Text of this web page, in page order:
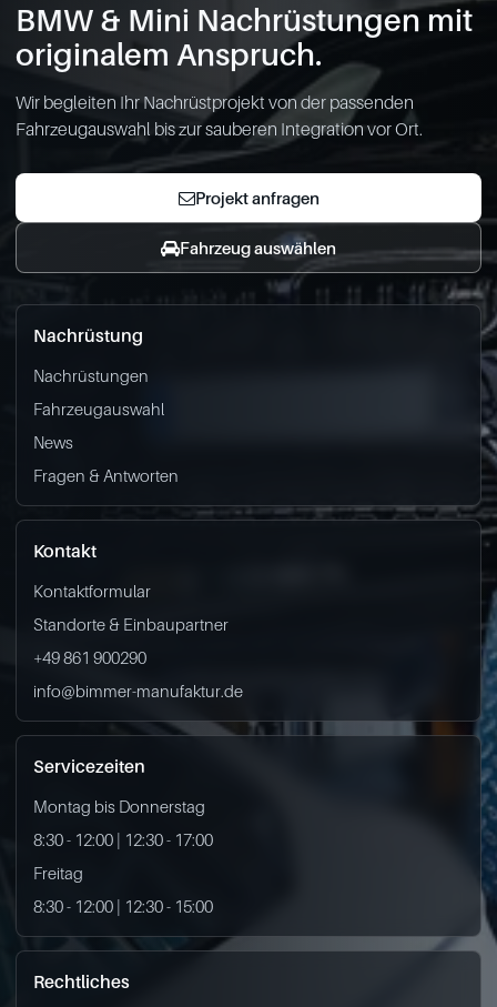
BMW & Mini Nachrüstungen mit
originalem Anspruch.
Wir begleiten Ihr Nachrüstprojekt von der passenden
Fahrzeugauswahl bis zur sauberen Integration vor Ort.
Projekt anfragen
Fahrzeug auswählen
Nachrüstung
Nachrüstungen
Fahrzeugauswahl
News
Fragen & Antworten
Kontakt
Kontaktformular
Standorte & Einbaupartner
+49 861 900290
info@bimmer-manufaktur.de
Servicezeiten
Montag bis Donnerstag
8:30 - 12:00 | 12:30 - 17:00
Freitag
8:30 - 12:00 | 12:30 - 15:00
Rechtliches